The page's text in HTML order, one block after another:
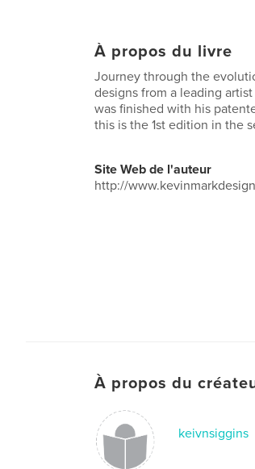
À propos du livre
Journey through the
designs from a leading
was finished with his
this is the 1st edition in the
Site Web de l'auteur
http://
À propos du
keivnsiggins